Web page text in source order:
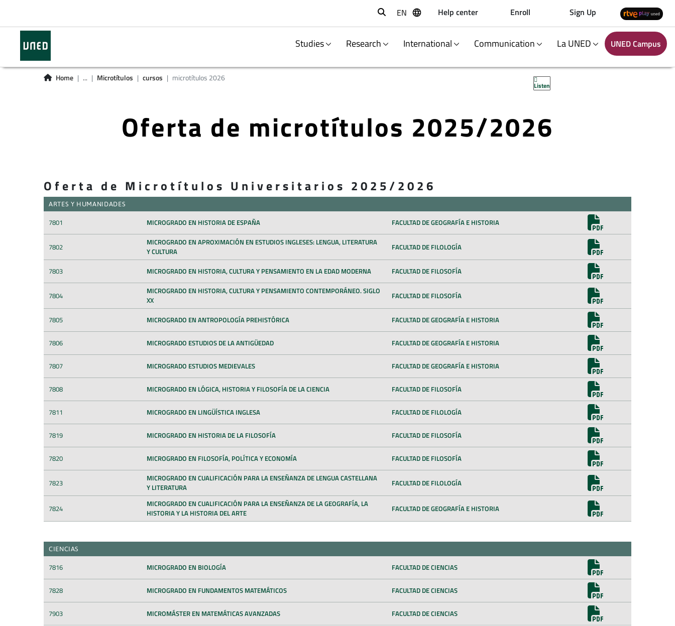
Buscar
EN Help center Enroll Sign Up
Studies Research International Communication La UNED UNED Campus
Home ... Microtítulos cursos microtítulos 2026
Listen
Oferta de microtítulos 2025/2026
Oferta de Microtítulos Universitarios 2025/2026
ARTES Y HUMANIDADES
7801 MICROGRADO EN HISTORIA DE ESPAÑA FACULTAD DE GEOGRAFÍA E HISTORIA
7802
MICROGRADO EN APROXIMACIÓN EN ESTUDIOS INGLESES: LENGUA, LITERATURA
Y CULTURA
FACULTAD DE FILOLOGÍA
7803 MICROGRADO EN HISTORIA, CULTURA Y PENSAMIENTO EN LA EDAD MODERNA FACULTAD DE FILOSOFÍA
7804
MICROGRADO EN HISTORIA, CULTURA Y PENSAMIENTO CONTEMPORÁNEO. SIGLO
XX
FACULTAD DE FILOSOFÍA
7805 MICROGRADO EN ANTROPOLOGÍA PREHISTÓRICA FACULTAD DE GEOGRAFÍA E HISTORIA
7806 MICROGRADO ESTUDIOS DE LA ANTIGÜEDAD FACULTAD DE GEOGRAFÍA E HISTORIA
7807 MICROGRADO ESTUDIOS MEDIEVALES FACULTAD DE GEOGRAFÍA E HISTORIA
7808 MICROGRADO EN LÓGICA, HISTORIA Y FILOSOFÍA DE LA CIENCIA FACULTAD DE FILOSOFÍA
7811 MICROGRADO EN LINGÜÍSTICA INGLESA FACULTAD DE FILOLOGÍA
7819 MICROGRADO EN HISTORIA DE LA FILOSOFÍA FACULTAD DE FILOSOFÍA
7820 MICROGRADO EN FILOSOFÍA, POLÍTICA Y ECONOMÍA FACULTAD DE FILOSOFÍA
7823
MICROGRADO EN CUALIFICACIÓN PARA LA ENSEÑANZA DE LENGUA CASTELLANA
Y LITERATURA
FACULTAD DE FILOLOGÍA
7824
MICROGRADO EN CUALIFICACIÓN PARA LA ENSEÑANZA DE LA GEOGRAFÍA, LA
HISTORIA Y LA HISTORIA DEL ARTE
FACULTAD DE GEOGRAFÍA E HISTORIA
CIENCIAS
7816 MICROGRADO EN BIOLOGÍA FACULTAD DE CIENCIAS
7828 MICROGRADO EN FUNDAMENTOS MATEMÁTICOS FACULTAD DE CIENCIAS
7903 MICROMÁSTER EN MATEMÁTICAS AVANZADAS FACULTAD DE CIENCIAS